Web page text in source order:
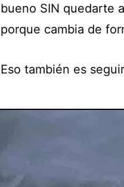
bueno SIN quedarte
porque cambia de
Eso también es